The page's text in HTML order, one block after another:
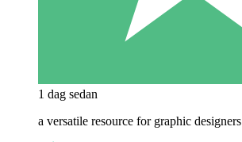
1 dag sedan
a versatile resource for graphic designers